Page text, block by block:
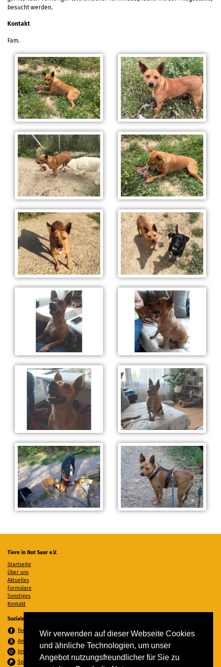
Wir verwenden auf dieser Webseite Cookies
und ähnliche Technologien, um unser
Angebot nutzungsfreundlicher für Sie zu
besucht werden.
Kontakt
Fam.
Tiere in Not Saar e.V.
Startseite
Über uns
Aktuelles
Formulare
Sonstiges
Kontakt
Soziale Medien
Facebook
Amazon Wunschzettel
Instagram
Spenden per PayPal